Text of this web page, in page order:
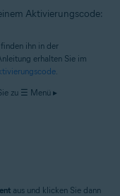
Aktivierungscode:
ihn in der
erhalten Sie im
.
zu ☰ Menü ▸
aus und klicken Sie dann